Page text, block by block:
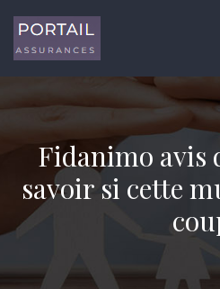
Fidanimo avis
savoir si cette